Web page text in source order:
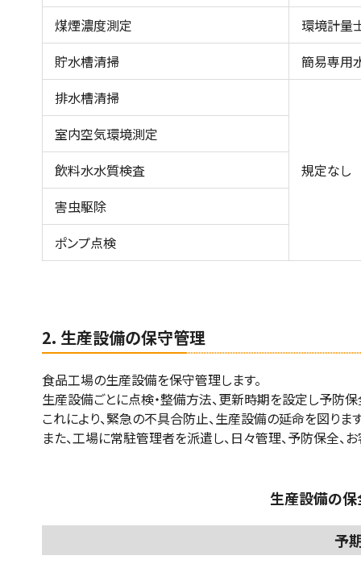
煤煙濃度測定
環境計量
貯水槽清掃
簡易専用
排水槽清掃
規定なし
室内空気環境測定
飲料水水質検査
害虫駆除
ポンプ点検
2. 生産設備の保守管理
食品工場の生産設備を保守管理します。
生産設備ごとに点検・整備方法、更新時期を設定し予防保
これにより、緊急の不具合防止、生産設備の延命を図ります
また、工場に常駐管理者を派遣し、日々管理、予防保全、
生産設備の保
予